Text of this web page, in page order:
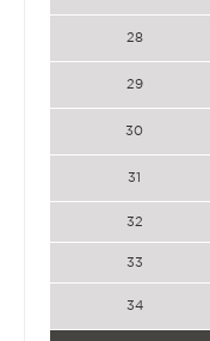
28
29
30
31
32
33
34